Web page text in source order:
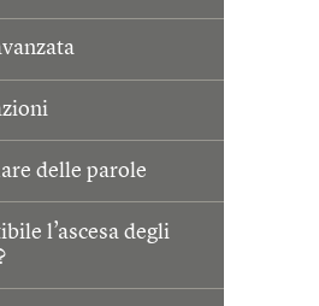
delle parole
l’ascesa degli